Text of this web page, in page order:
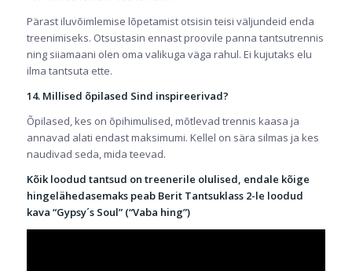
Pärast iluvõimlemise lõpetamist otsisin teisi väljundeid enda
treenimiseks. Otsustasin ennast proovile panna tantsutrennis
ning siiamaani olen oma valikuga väga rahul. Ei kujutaks elu
ilma tantsuta ette.
14. Millised õpilased Sind inspireerivad?
Õpilased, kes on õpihimulised, mõtlevad trennis kaasa ja
annavad alati endast maksimumi. Kellel on sära silmas ja kes
naudivad seda, mida teevad.
Kõik loodud tantsud on treenerile olulised, endale kõige
hingelähedasemaks peab Berit Tantsuklass 2-le loodud
kava “Gypsy´s Soul” (“Vaba hing”)